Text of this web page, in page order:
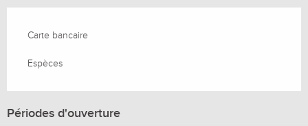
Carte bancaire
Espèces
Périodes d'ouverture